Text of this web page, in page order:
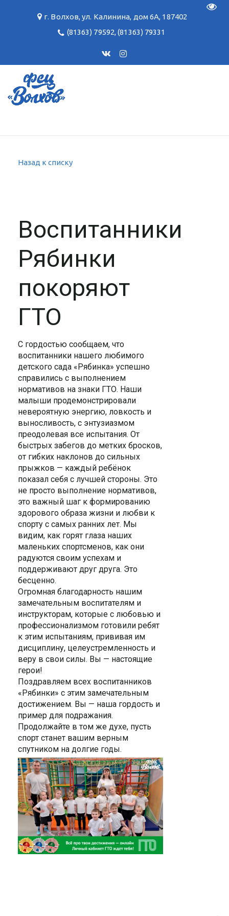
г. Волхов,ул. Калинина, дом 6А, 187402
(81363) 79592,(81363) 79331
Назад к списку
Воспитанники
Рябинки
покоряют
ГТО
С гордостью сообщаем, что
воспитанники нашего любимого
детского сада «Рябинка» успешно
справились с выполнением
нормативов на знаки ГТО. Наши
малыши продемонстрировали
невероятную энергию, ловкость и
выносливость, с энтузиазмом
преодолевая все испытания. От
быстрых забегов до метких бросков,
от гибких наклонов до сильных
прыжков — каждый ребёнок
показал себя с лучшей стороны. Это
не просто выполнение нормативов,
это важный шаг к формированию
здорового образа жизни и любви к
спорту с самых ранних лет. Мы
видим, как горят глаза наших
маленьких спортсменов, как они
радуются своим успехам и
поддерживают друг друга. Это
бесценно.
Огромная благодарность нашим
замечательным воспитателям и
инструкторам, которые с любовью и
профессионализмом готовили ребят
к этим испытаниям, прививая им
дисциплину, целеустремленность и
веру в свои силы. Вы — настоящие
герои!
Поздравляем всех воспитанников
«Рябинки» с этим замечательным
достижением. Вы — наша гордость и
пример для подражания.
Продолжайте в том же духе, пусть
спорт станет вашим верным
спутником на долгие годы.